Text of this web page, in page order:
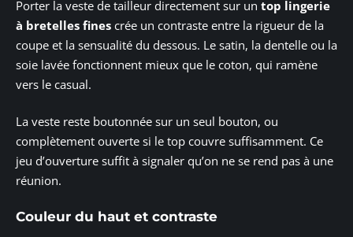
Porter la veste de tailleur directement sur un top lingerie
à bretelles fines crée un contraste entre la rigueur de la
coupe et la sensualité du dessous. Le satin, la dentelle ou la
soie lavée fonctionnent mieux que le coton, qui ramène
vers le casual.
La veste reste boutonnée sur un seul bouton, ou
complètement ouverte si le top couvre suffisamment. Ce
jeu d’ouverture suffit à signaler qu’on ne se rend pas à une
réunion.
Couleur du haut et contraste